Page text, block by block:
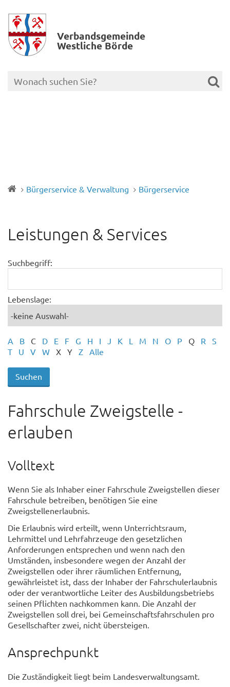
Verbands­gemeinde
Westliche Börde
Bürgerservice & Verwaltung Bürgerservice
Leistungen & Services
Suchbegriff:
Lebenslage:
A B C D E F G H I J K L M N O P Q R
S
T
U V W X Y Z Alle
Fahrschule Zweigstelle -
erlauben
Volltext
Wenn Sie als Inhaber einer Fahrschule Zweigstellen dieser
Fahrschule betreiben, benötigen Sie eine
Zweigstellenerlaubnis.
Die Erlaubnis wird erteilt, wenn Unterrichtsraum,
Lehrmittel und Lehrfahrzeuge den gesetzlichen
Anforderungen entsprechen und wenn nach den
Umständen, insbesondere wegen der Anzahl der
Zweigstellen oder ihrer räumlichen Entfernung,
gewährleistet ist, dass der Inhaber der Fahrschulerlaubnis
oder der verantwortliche Leiter des Ausbildungsbetriebs
seinen Pflichten nachkommen kann. Die Anzahl der
Zweigstellen soll drei, bei Gemeinschaftsfahrschulen pro
Gesellschafter zwei, nicht übersteigen.
Ansprechpunkt
Die Zuständigkeit liegt beim Landesverwaltungsamt.